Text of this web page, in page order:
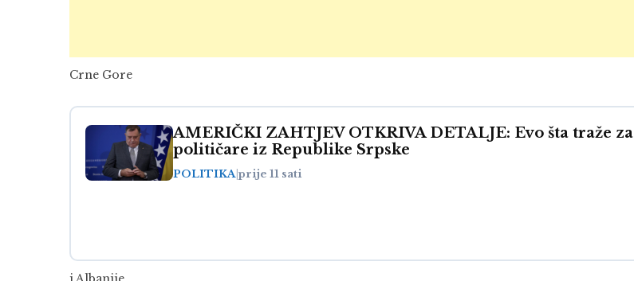
Crne Gore
AMERIČKI ZAHTJEV OTKRIVA DETALJE: Evo šta traže za
političare iz Republike Srpske
POLITIKAprije 11 sati